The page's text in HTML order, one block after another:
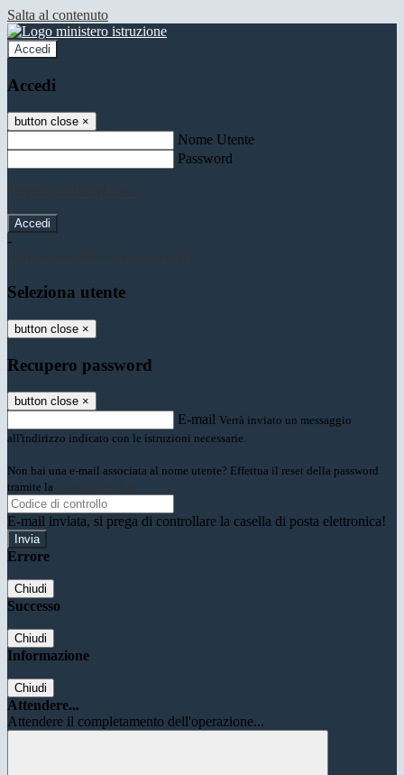
Salta al contenuto
Accedi
Accedi
button close ×
Nome Utente
Password
-
Seleziona utente
button close ×
Recupero password
button close ×
E-mail Verrà inviato un messaggio
all'indirizzo indicato con le istruzioni necessarie.
Non hai una e-mail associata al nome utente? Effettua il reset della password
tramite la
E-mail inviata, si prega di controllare la casella di posta elettronica!
Errore
Chiudi
Successo
Chiudi
Informazione
Chiudi
Attendere...
Attendere il completamento dell'operazione...